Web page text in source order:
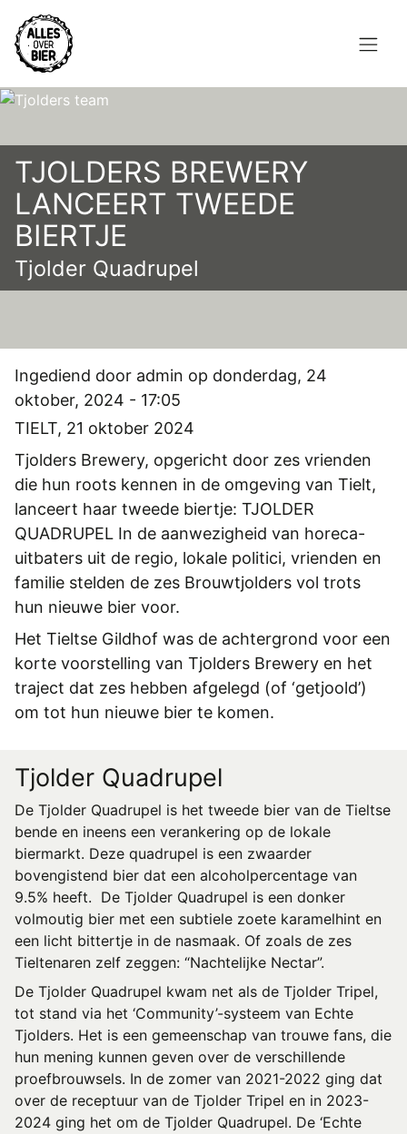
Overslaan
en
naar
inhoud
Topmenu
INLOGGEN
ADVERTEREN
MELDPUNT
PERS/PUBLICATIES
FACEBOOK
Hoofdnavigatie
BLOG
AGENDA
TJOLDERS BREWERY
LANCEERT TWEEDE
BIERTJE
Tjolder Quadrupel
Ingediend door admin op donderdag, 24
oktober, 2024 - 17:05
TIELT, 21 oktober 2024
Tjolders Brewery, opgericht door zes vrienden
die hun roots kennen in de omgeving van Tielt,
lanceert haar tweede biertje: TJOLDER
QUADRUPEL In de aanwezigheid van horeca-
uitbaters uit de regio, lokale politici, vrienden en
familie stelden de zes Brouwtjolders vol trots
hun nieuwe bier voor.
Het Tieltse Gildhof was de achtergrond voor een
korte voorstelling van Tjolders Brewery en het
traject dat zes hebben afgelegd (of ‘getjoold’)
om tot hun nieuwe bier te komen.
Tjolder Quadrupel
De Tjolder Quadrupel is het tweede bier van de Tieltse
bende en ineens een verankering op de lokale
biermarkt. Deze quadrupel is een zwaarder
bovengistend bier dat een alcoholpercentage van
9.5% heeft. De Tjolder Quadrupel is een donker
volmoutig bier met een subtiele zoete karamelhint en
een licht bittertje in de nasmaak. Of zoals de zes
Tieltenaren zelf zeggen: “Nachtelijke Nectar”.
De Tjolder Quadrupel kwam net als de Tjolder Tripel,
tot stand via het ‘Community’-systeem van Echte
Tjolders. Het is een gemeenschap van trouwe fans, die
hun mening kunnen geven over de verschillende
proefbrouwsels. In de zomer van 2021-2022 ging dat
over de receptuur van de Tjolder Tripel en in 2023-
2024 ging het om de Tjolder Quadrupel. De ‘Echte